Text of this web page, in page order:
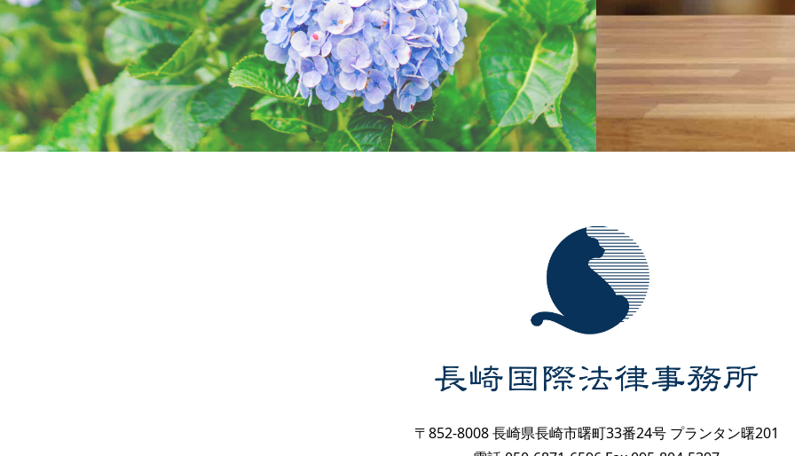
〒852-8008 長崎県長崎市曙町33番24号 プランタン曙201